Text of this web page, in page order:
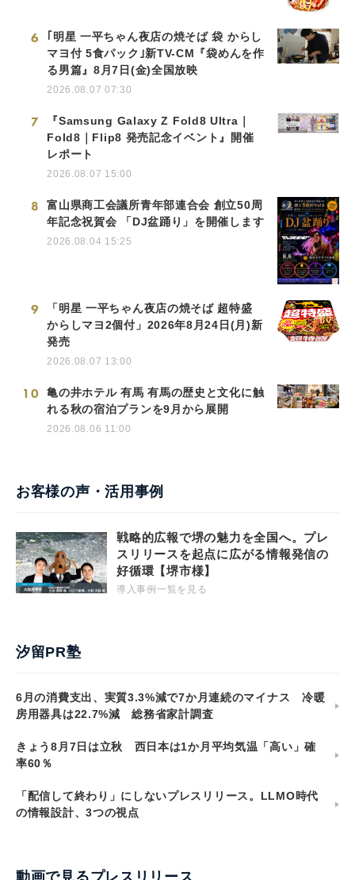
6
｢明星 一平ちゃん夜店の焼そば 袋 からし
マヨ付 5食パック｣新TV-CM『袋めんを作
る男篇』8月7日(金)全国放映
2026.08.07 07:30
7
『Samsung Galaxy Z Fold8 Ultra｜
Fold8｜Flip8 発売記念イベント』開催
レポート
2026.08.07 15:00
8
富山県商工会議所青年部連合会 創立50周
年記念祝賀会 「DJ盆踊り」を開催します
2026.08.04 15:25
9
「明星 一平ちゃん夜店の焼そば 超特盛
からしマヨ2個付」2026年8月24日(月)新
発売
2026.08.07 13:00
10
亀の井ホテル 有馬 有馬の歴史と文化に触
れる秋の宿泊プランを9月から展開
2026.08.06 11:00
お客様の声・活用事例
戦略的広報で堺の魅力を全国へ。プレ
スリリースを起点に広がる情報発信の
好循環【堺市様】
導入事例一覧を見る
汐留PR塾
6月の消費支出、実質3.3%減で7か月連続のマイナス 冷暖
房用器具は22.7%減 総務省家計調査
きょう8月7日は立秋 西日本は1か月平均気温「高い」確
率60％
「配信して終わり」にしないプレスリリース。LLMO時代
の情報設計、3つの視点